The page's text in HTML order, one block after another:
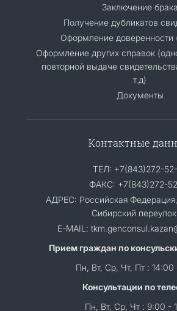
Заключение брака
Получение дубликатов
Оформление доверенности
Оформление других справок
повторной выдаче
т.д)
Документы
Контактные
ТЕЛ: +7(843)272-
ФАКС: +7(843)272-
АДРЕС: Российская Федерация,
Сибирский
E-MAIL:
Прием граждан по
Пн, Вт, Ср, Чт, Пт : 14:00
Консультации по
Пн, Вт, Ср, Чт : 9:00 -